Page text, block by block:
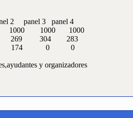
3 panel 4
1000 1000 1000
269 304 283
193 174 0 0
y organizadores